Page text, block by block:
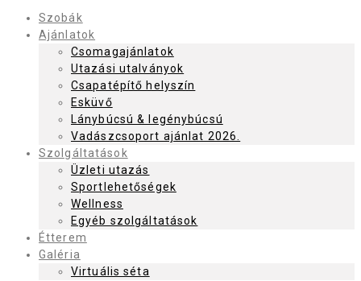
Szobák
Ajánlatok
Csomagajánlatok
Utazási utalványok
Csapatépítő helyszín
Esküvő
Lánybúcsú & legénybúcsú
Vadászcsoport ajánlat 2026.
Szolgáltatások
Üzleti utazás
Sportlehetőségek
Wellness
Egyéb szolgáltatások
Étterem
Galéria
Virtuális séta